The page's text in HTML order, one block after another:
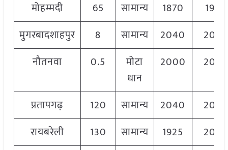
मोहम्मदी
65 सामान्य 1870
1970
मुगरबादशाहपुर
8 सामान्य 2040
2040
नौतनवा
0.5
मोटा
धान
2000 2040
प्रतापगढ़ 120 सामान्य 2040
2060
रायबरेली
130 सामान्य 1925
2060